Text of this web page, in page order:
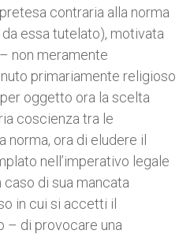
contraria alla norma
essa tutelato), motivata
non meramente
primariamente religioso
oggetto ora la scelta
coscienza tra le
ora di eludere il
nell’imperativo legale
di sua mancata
in cui si accetti il
– di provocare una